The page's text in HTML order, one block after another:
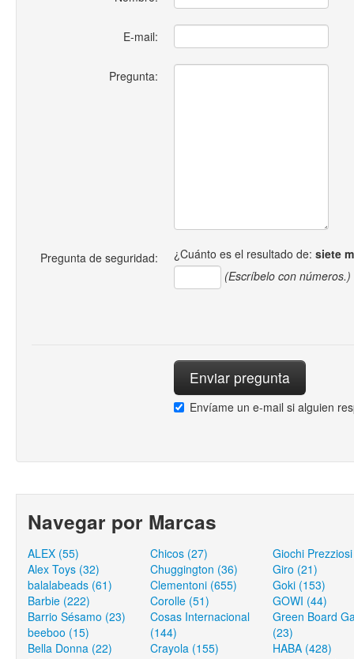
E-mail:
Pregunta:
Pregunta de seguridad: ¿Cuánto es el resultado de: siete
(Escríbelo con números.)
Envíame un e-mail si alguien
Navegar por Marcas
ALEX (55)
Alex Toys (32)
balalabeads (61)
Barbie (222)
Barrio Sésamo (23)
beeboo (15)
Bella Donna (22)
Chicos (27)
Chuggington (36)
Clementoni (655)
Corolle (51)
Cosas Internacional
(144)
Crayola (155)
Giochi
Giro (21)
Goki (153)
GOWI (44)
Green Board
(23)
HABA (428)